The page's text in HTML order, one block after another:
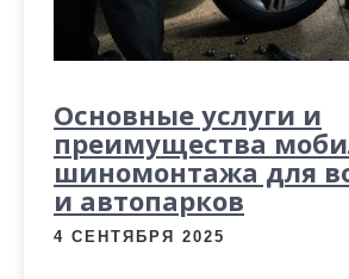
Основные услуги и
преимущества
шиномонтажа для
и автопарков
4 СЕНТЯБРЯ 2025